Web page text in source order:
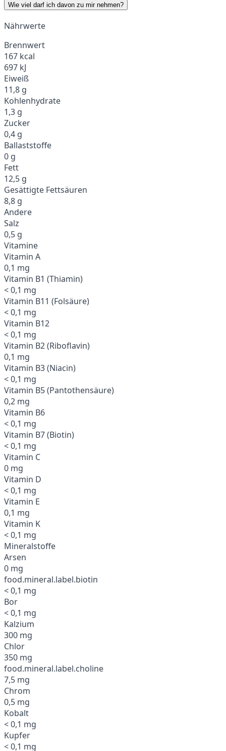
Wie viel darf ich davon zu mir nehmen?
Nährwerte
Brennwert
167 kcal
697 kJ
Eiweiß
11,8 g
Kohlenhydrate
1,3 g
Zucker
0,4 g
Ballaststoffe
0 g
Fett
12,5 g
Gesättigte Fettsäuren
8,8 g
Andere
Salz
0,5 g
Vitamine
Vitamin A
0,1 mg
Vitamin B1 (Thiamin)
< 0,1 mg
Vitamin B11 (Folsäure)
< 0,1 mg
Vitamin B12
< 0,1 mg
Vitamin B2 (Riboflavin)
0,1 mg
Vitamin B3 (Niacin)
< 0,1 mg
Vitamin B5 (Pantothensäure)
0,2 mg
Vitamin B6
< 0,1 mg
Vitamin B7 (Biotin)
< 0,1 mg
Vitamin C
0 mg
Vitamin D
< 0,1 mg
Vitamin E
0,1 mg
Vitamin K
< 0,1 mg
Mineralstoffe
Arsen
0 mg
food.mineral.label.biotin
< 0,1 mg
Bor
< 0,1 mg
Kalzium
300 mg
Chlor
350 mg
food.mineral.label.choline
7,5 mg
Chrom
0,5 mg
Kobalt
< 0,1 mg
Kupfer
< 0,1 mg